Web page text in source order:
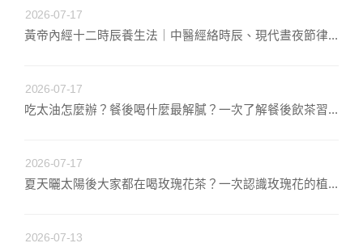
2026-07-17
黃帝內經十二時辰養生法｜中醫經絡時辰、現代晝夜節律...
2026-07-17
吃太油怎麼辦？餐後喝什麼最解膩？一次了解餐後飲茶習...
2026-07-17
夏天曬太陽後大家都在喝玫瑰花茶？一次認識玫瑰花的植...
2026-07-13